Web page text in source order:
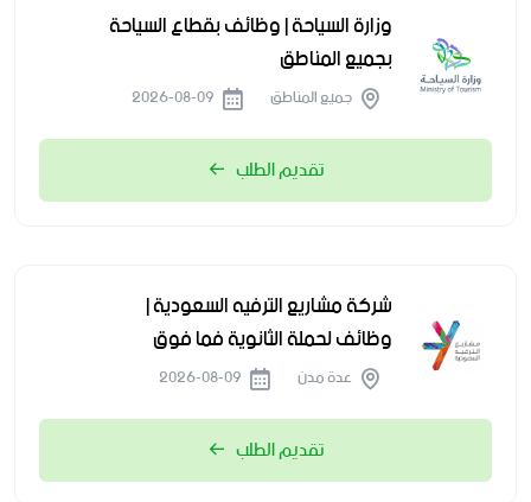
وزارة السياحة | وظائف بقطاع السياحة
بجميع المناطق
جميع المناطق
تقديم الطلب
شركة مشاريع الترفيه السعودية |
وظائف لحملة الثانوية فما فوق
عدة مدن
تقديم الطلب